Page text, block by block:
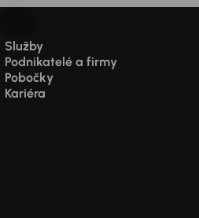
Služby
Podnikatelé a firmy
Pobočky
Kariéra